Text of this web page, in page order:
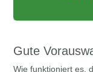
Gute
Wie funktioniert es,